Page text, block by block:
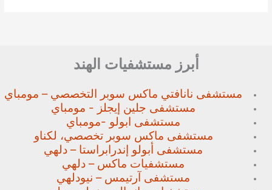
أبرز مستشفيات الهند
مستشفى نانافتي ماكس سوبر التخصصي – مومباي
مستشفى جلين إيجلز - مومباي
مستشفى ابولو -مومباي
مستشفى ماكس سوبر تخصصي، لكناو
مستشفى أبولو إندرابراستا – دلهي
مستشفيات ماكس – دلهي
مستشفى آرتيمس – نيودلهي